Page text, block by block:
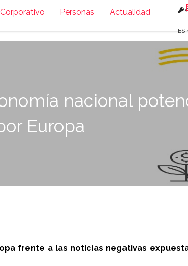
Personas Actualidad
ES
nacional
Europa
frente a las noticias negativas